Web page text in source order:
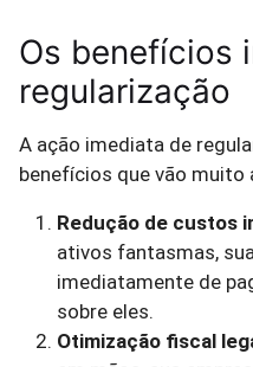
Os benefícios
regularização
A ação imediata de
benefícios que vão muito
Redução de custos
ativos fantasmas,
imediatamente de
sobre eles.
Otimização fiscal